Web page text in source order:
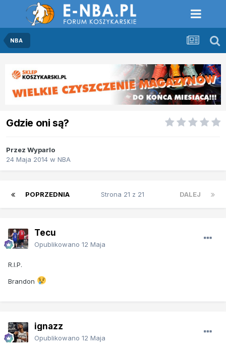
NBA
Gdzie oni są?
Przez Wyparlo
24 Maja 2014 w NBA
POPRZEDNIA DALEJ
Strona 21 z 21
Tecu
Opublikowano 12 Maja
R.I.P.
Brandon
ignazz
Opublikowano 12 Maja